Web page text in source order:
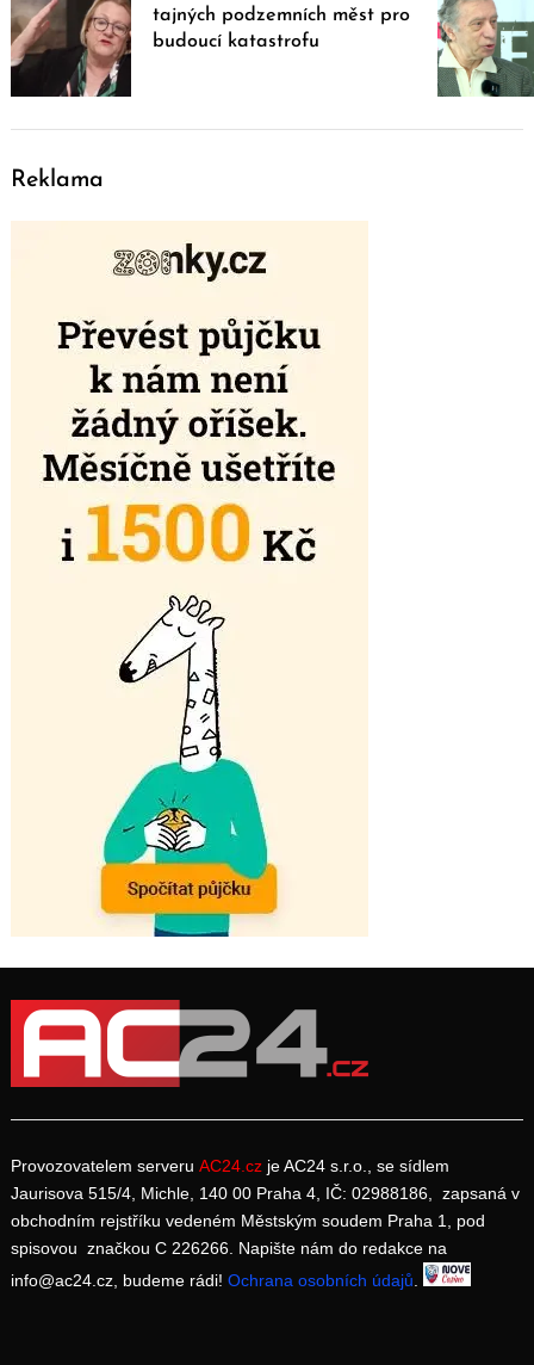
tajných podzemních měst pro
budoucí katastrofu
Reklama
Provozovatelem serveru AC24.cz je AC24 s.r.o., se sídlem
Jaurisova 515/4, Michle, 140 00 Praha 4, IČ: 02988186, zapsaná v
obchodním rejstříku vedeném Městským soudem Praha 1, pod
spisovou značkou C 226266. Napište nám do redakce na
info@ac24.cz, budeme rádi! Ochrana osobních údajů.